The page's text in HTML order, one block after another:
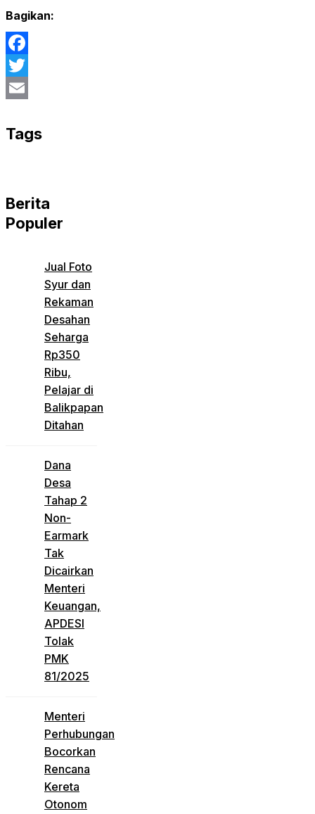
Bagikan:
Facebook
Twitter
Tags
Berita
Populer
Jual Foto
Syur dan
Rekaman
Desahan
Seharga
Rp350
Ribu,
Pelajar di
Balikpapan
Ditahan
Dana
Desa
Tahap 2
Non-
Earmark
Tak
Dicairkan
Menteri
Keuangan,
APDESI
Tolak
PMK
81/2025
Menteri
Perhubungan
Bocorkan
Rencana
Kereta
Otonom